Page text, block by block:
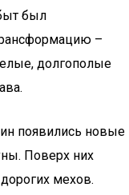
был
–
долгополые
появились новые
Поверх них
мехов.